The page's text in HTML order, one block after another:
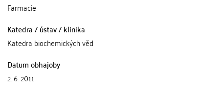
Farmacie
Katedra / ústav / klinika
Katedra biochemických věd
Datum obhajoby
2. 6. 2011